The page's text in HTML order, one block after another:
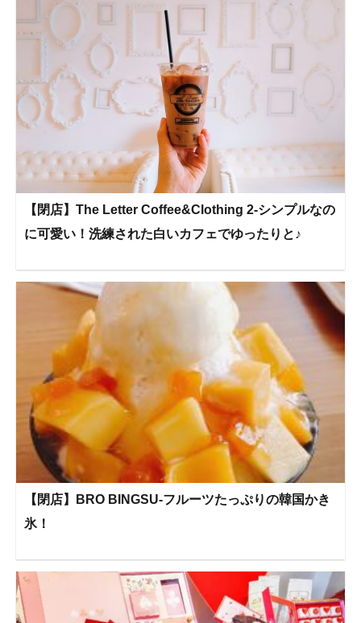
【閉店】The Letter Coffee&Clothing 2-シンプルなの
に可愛い！洗練された白いカフェでゆったりと♪
【閉店】BRO BINGSU-フルーツたっぷりの韓国かき
氷！